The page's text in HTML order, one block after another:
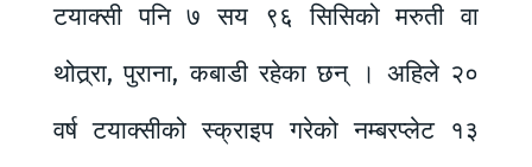
टयाक्सी पनि ७ सय ९६ सिसिको मरुती वा
थोत्र्रा, पुराना, कबाडी रहेका छन् । अहिले २०
वर्ष टयाक्सीको स्क्राइप गरेको नम्बरप्लेट १३